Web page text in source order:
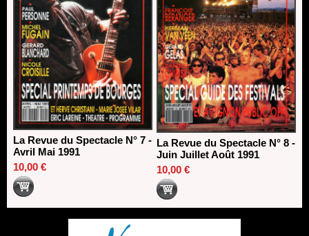
La Revue du Spectacle N° 7 -
Avril Mai 1991
10,00 €
La Revue du Spectacle N° 8 -
Juin Juillet Août 1991
10,00 €